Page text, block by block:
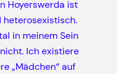
Hoyerswerda ist
heterosexistisch.
in meinem Sein
Ich existiere
„Mädchen“ auf